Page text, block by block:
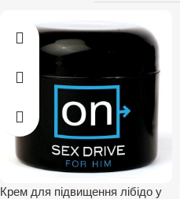
Крем для підвищення лібідо у